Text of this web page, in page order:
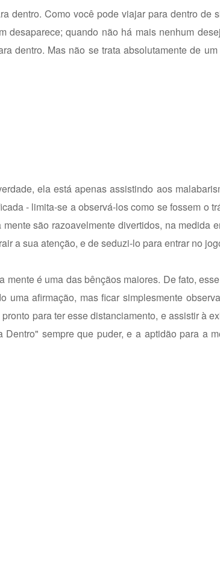
dentro. Como você pode viajar para dentro de
desaparece; quando não há mais nenhum
dentro. Mas não se trata absolutamente de
ela está apenas assistindo aos
- limita-se a observá-los como se fossem o
são razoavelmente divertidos, na medida
a sua atenção, e de seduzi-lo para entrar no
é uma das bênçãos maiores. De fato,
uma afirmação, mas ficar simplesmente
para ter esse distanciamento, e assistir à
sempre que puder, e a aptidão para a